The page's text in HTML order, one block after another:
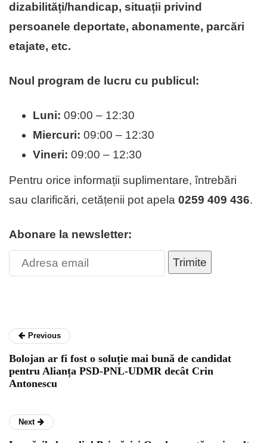
dizabilități/handicap, situații privind
persoanele deportate, abonamente, parcări
etajate, etc.
Noul program de lucru cu publicul:
Luni: 09:00 – 12:30
Miercuri: 09:00 – 12:30
Vineri: 09:00 – 12:30
Pentru orice informații suplimentare, întrebări
sau clarificări, cetățenii pot apela 0259 409 436.
Abonare la newsletter:
Trimite
Previous
Bolojan ar fi fost o soluție mai bună de candidat
pentru Alianța PSD-PNL-UDMR decât Crin
Antonescu
Next